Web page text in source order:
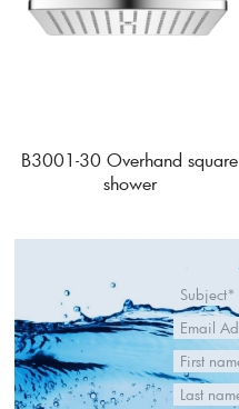
B3001-30 Overhand square
shower